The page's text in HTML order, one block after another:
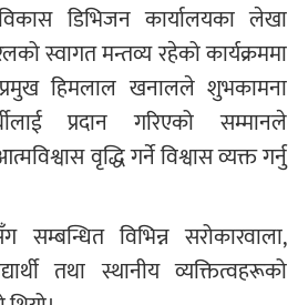
डिभिजन कार्यालयका लेखा
स्वागत मन्तव्य रहेको कार्यक्रममा
प्रमुख हिमलाल खनालले शुभकामना
प्रदान गरिएको सम्मानले
वृद्धि गर्ने विश्वास व्यक्त गर्नु
सम्बन्धित विभिन्न सरोकारवाला,
तथा स्थानीय व्यक्तित्वहरूको